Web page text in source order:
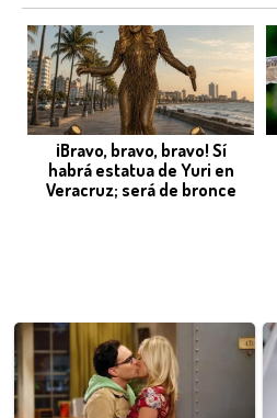
¡Bravo, bravo, bravo! Sí
habrá estatua de Yuri en
Veracruz; será de bronce